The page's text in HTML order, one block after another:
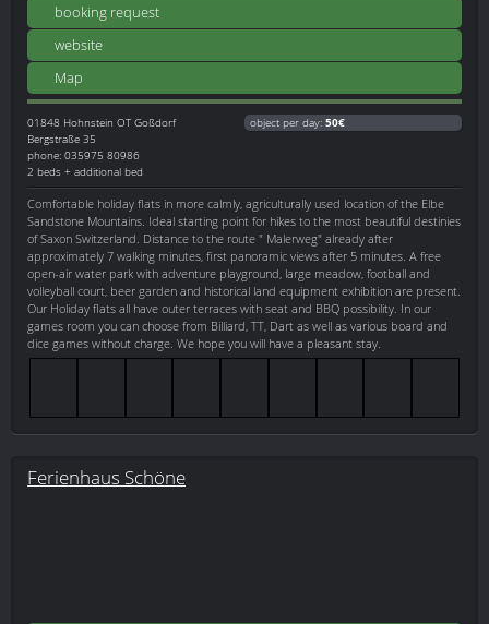
booking request
website
Map
01848 Hohnstein OT Goßdorf
Bergstraße 35
phone: 035975 80986
2 beds + additional bed
object per day: 50€
Comfortable holiday flats in more calmly, agriculturally used location of the Elbe
Sandstone Mountains. Ideal starting point for hikes to the most beautiful destinies
of Saxon Switzerland. Distance to the route " Malerweg" already after
approximately 7 walking minutes, first panoramic views after 5 minutes. A free
open-air water park with adventure playground, large meadow, football and
volleyball court, beer garden and historical land equipment exhibition are present.
Our Holiday flats all have outer terraces with seat and BBQ possibility. In our
games room you can choose from Billiard, TT, Dart as well as various board and
dice games without charge. We hope you will have a pleasant stay.
Ferienhaus Schöne